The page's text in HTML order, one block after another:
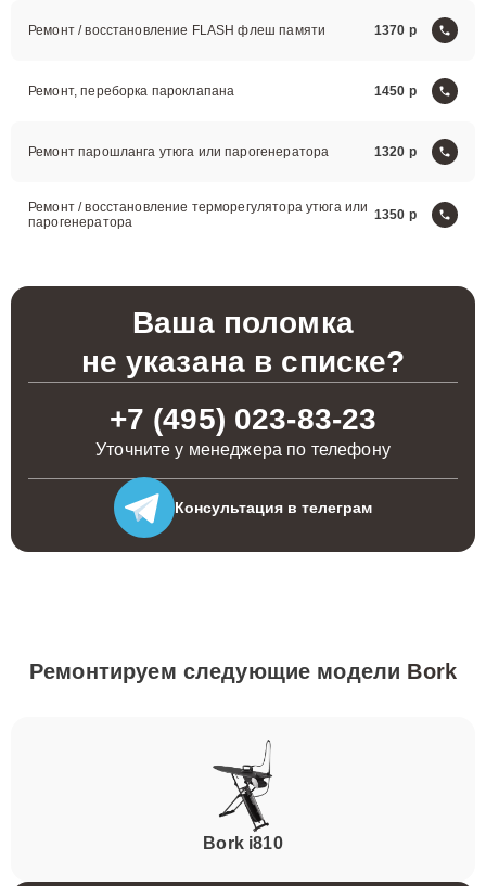
Ремонт / восстановление FLASH флеш памяти 1370
Ремонт, переборка пароклапана 1450
Ремонт парошланга утюга или парогенератора 1320
Ремонт / восстановление терморегулятора утюга или
парогенератора
1350
Ваша поломка
не указана в списке?
+7 (495) 023-83-23
Уточните у менеджера по телефону
Консультация в телеграм
Ремонтируем следующие модели Bork
Bork i810